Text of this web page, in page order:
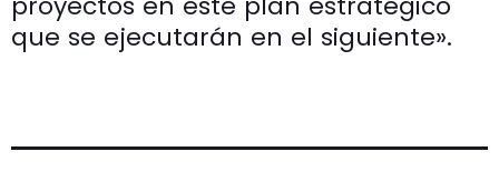
que se ejecutarán en el siguiente».